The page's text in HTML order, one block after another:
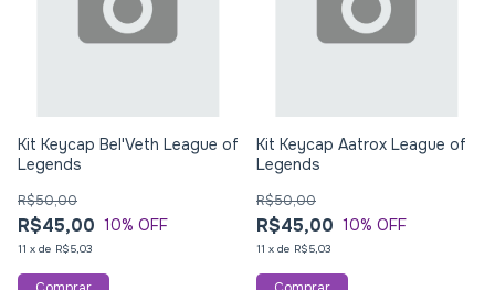
Kit Keycap Bel'Veth League of
Legends
R$45,00
R$50,00
10% OFF
11 x de R$5,03
Kit Keycap Aatrox League of
Legends
R$45,00
R$50,00
10% OFF
11 x de R$5,03